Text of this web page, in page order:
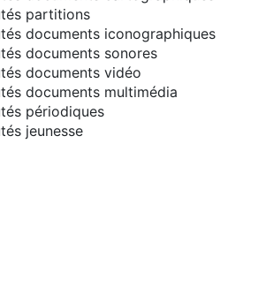
partitions
documents iconographiques
documents sonores
documents vidéo
documents multimédia
périodiques
jeunesse